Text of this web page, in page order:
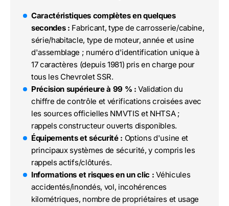
Caractéristiques complètes en quelques
secondes : Fabricant, type de carrosserie/cabine,
série/habitacle, type de moteur, année et usine
d'assemblage ; numéro d'identification unique à
17 caractères (depuis 1981) pris en charge pour
tous les Chevrolet SSR.
Précision supérieure à 99 % : Validation du
chiffre de contrôle et vérifications croisées avec
les sources officielles NMVTIS et NHTSA ;
rappels constructeur ouverts disponibles.
Équipements et sécurité : Options d'usine et
principaux systèmes de sécurité, y compris les
rappels actifs/clôturés.
Informations et risques en un clic : Véhicules
accidentés/inondés, vol, incohérences
kilométriques, nombre de propriétaires et usage